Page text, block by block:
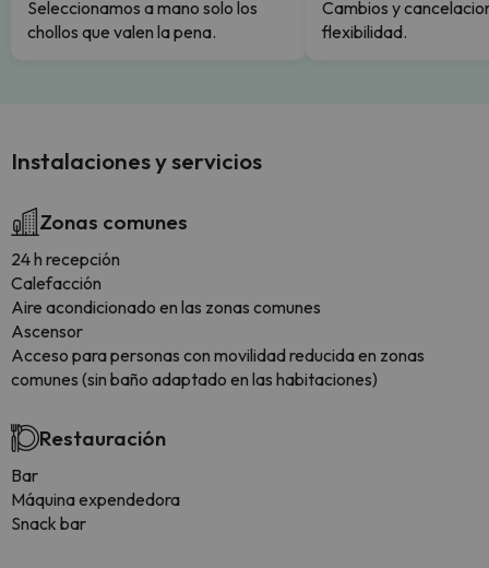
Seleccionamos a mano solo los
chollos que valen la pena.
Cambios y
flexibilidad.
Instalaciones y servicios
Zonas comunes
24 h recepción
Calefacción
Aire acondicionado en las zonas comunes
Ascensor
Acceso para personas con movilidad reducida en zonas
comunes (sin baño adaptado en las habitaciones)
Restauración
Bar
Máquina expendedora
Snack bar